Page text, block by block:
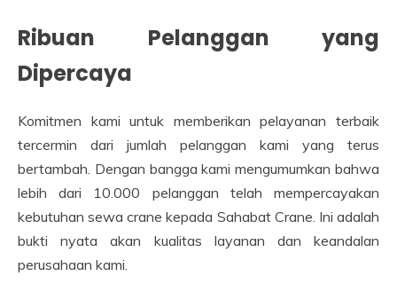
Ribuan Pelanggan yang
Dipercaya
Komitmen kami untuk memberikan pelayanan terbaik
tercermin dari jumlah pelanggan kami yang terus
bertambah. Dengan bangga kami mengumumkan bahwa
lebih dari 10.000 pelanggan telah mempercayakan
kebutuhan sewa crane kepada Sahabat Crane. Ini adalah
bukti nyata akan kualitas layanan dan keandalan
perusahaan kami.